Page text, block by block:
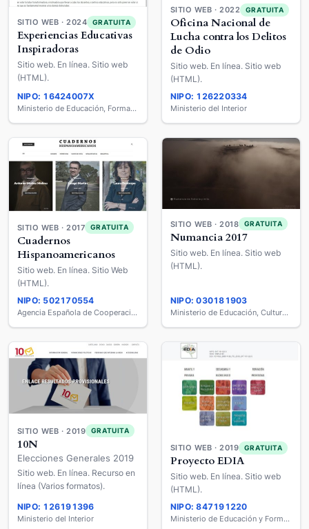
SITIO WEB · 2024 GRATUITA
Experiencias Educativas
Inspiradoras
Sitio web. En línea. Sitio web
(HTML).
NIPO: 16424007X
Ministerio de Educación, Formación Profesional y Deportes
SITIO WEB · 2022 GRATUITA
Oficina Nacional de
Lucha contra los Delitos
de Odio
Sitio web. En línea. Sitio web
(HTML).
NIPO: 126220334
Ministerio del Interior
SITIO WEB · 2017 GRATUITA
Cuadernos
Hispanoamericanos
Sitio web. En línea. Sitio Web
(HTML).
NIPO: 502170554
Agencia Española de Cooperación Internacional para el Desarrollo
SITIO WEB · 2018 GRATUITA
Numancia 2017
Sitio web. En línea. Sitio web
(HTML).
NIPO: 030181903
Ministerio de Educación, Cultura y Deporte
SITIO WEB · 2019 GRATUITA
10N
Elecciones Generales 2019
Sitio web. En línea. Recurso en
línea (Varios formatos).
NIPO: 126191396
Ministerio del Interior
SITIO WEB · 2019 GRATUITA
Proyecto EDIA
Sitio web. En línea. Sitio web
(HTML).
NIPO: 847191220
Ministerio de Educación y Formación Profesional